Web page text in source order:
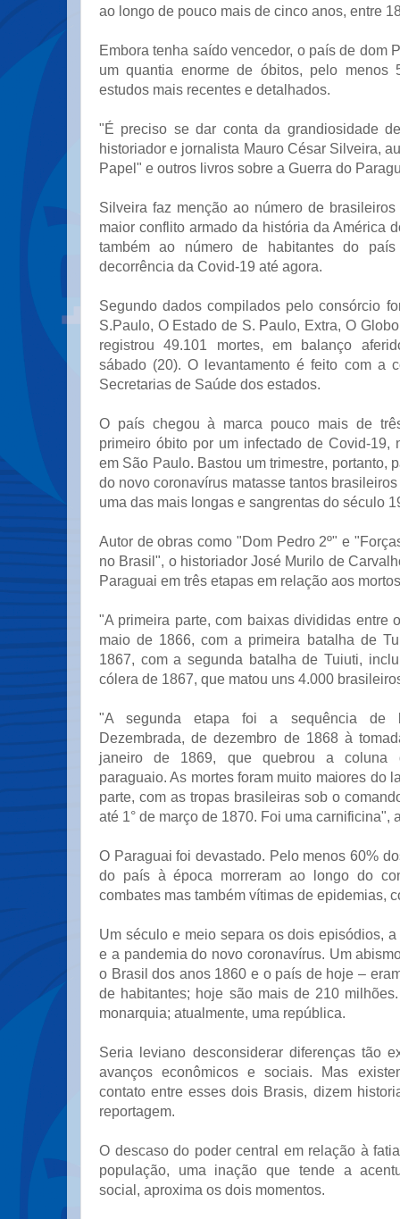
ao longo de pouco mais de cinco anos, entre
Embora tenha saído vencedor, o país de dom
um quantia enorme de óbitos, pelo menos
estudos mais recentes e detalhados.
"É preciso se dar conta da grandiosidade
historiador e jornalista Mauro César Silveira,
Papel" e outros livros sobre a Guerra do
Silveira faz menção ao número de
maior conflito armado da história da América
também ao número de habitantes do
decorrência da Covid-19 até agora.
Segundo dados compilados pelo consórcio
S.Paulo, O Estado de S. Paulo, Extra, O
registrou 49.101 mortes, em balanço
sábado (20). O levantamento é feito com a
Secretarias de Saúde dos estados.
O país chegou à marca pouco mais de
primeiro óbito por um infectado de Covid-19,
em São Paulo. Bastou um trimestre, portanto,
do novo coronavírus matasse tantos
uma das mais longas e sangrentas do século
Autor de obras como "Dom Pedro 2º" e
no Brasil", o historiador José Murilo de
Paraguai em três etapas em relação aos
"A primeira parte, com baixas divididas entre
maio de 1866, com a primeira batalha de
1867, com a segunda batalha de Tuiuti,
cólera de 1867, que matou uns 4.000
"A segunda etapa foi a sequência de
Dezembrada, de dezembro de 1868 à
janeiro de 1869, que quebrou a coluna
paraguaio. As mortes foram muito maiores do
parte, com as tropas brasileiras sob o
até 1° de março de 1870. Foi uma carnificina",
O Paraguai foi devastado. Pelo menos 60%
do país à época morreram ao longo do
combates mas também vítimas de epidemias,
Um século e meio separa os dois episódios,
e a pandemia do novo coronavírus. Um
o Brasil dos anos 1860 e o país de hoje –
de habitantes; hoje são mais de 210
monarquia; atualmente, uma república.
Seria leviano desconsiderar diferenças tão
avanços econômicos e sociais. Mas
contato entre esses dois Brasis, dizem
reportagem.
O descaso do poder central em relação à
população, uma inação que tende a
social, aproxima os dois momentos.